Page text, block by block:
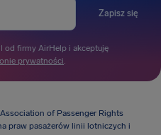
Zapisz się
od firmy AirHelp i akceptuję
prywatności.
of Passenger Rights
praw pasażerów linii lotniczych i